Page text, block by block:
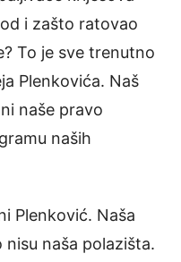
i zašto ratovao
To je sve trenutno
Plenkovića. Naš
naše pravo
naših
Plenković. Naša
naša polazišta.